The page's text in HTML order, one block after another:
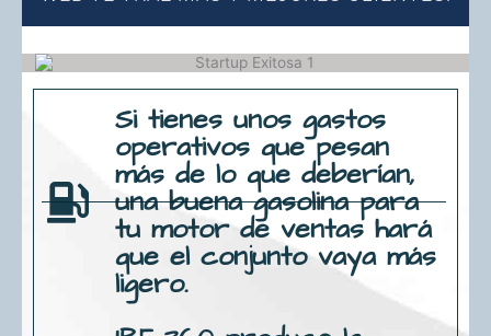
Si tienes unos gastos
operativos que pesan
más de lo que deberían,
una buena gasolina para
tu motor de ventas hará
que el conjunto vaya más
ligero.